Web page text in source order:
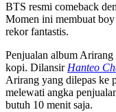
BTS resmi comeback
Momen ini membuat
rekor fantastis.
Penjualan album
kopi. Dilansir Hanteo
Arirang yang dilepas ke
melewati angka
butuh 10 menit saja.